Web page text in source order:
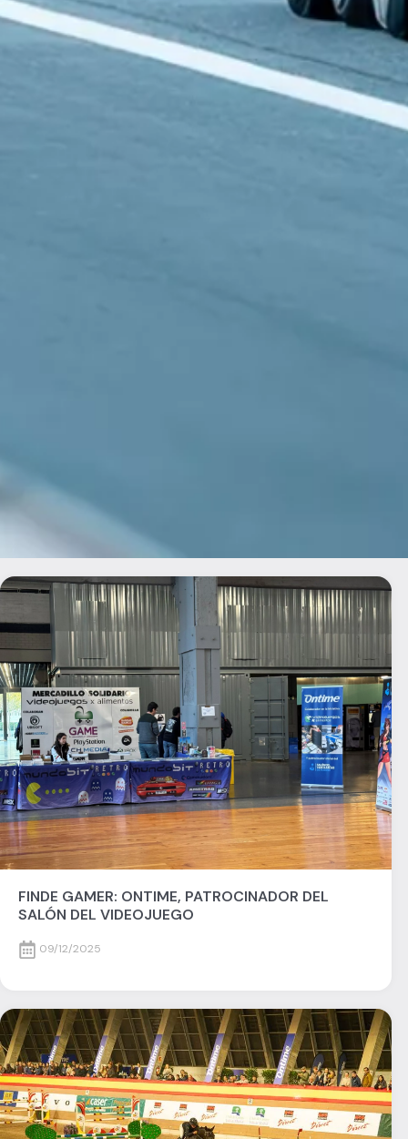
FINDE GAMER: ONTIME, PATROCINADOR DEL
SALÓN DEL VIDEOJUEGO
09/12/2025